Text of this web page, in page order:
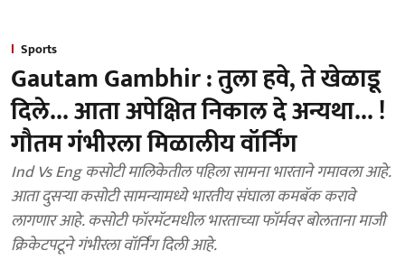
Sports
Gautam Gambhir : तुला हवे, ते खेळाडू
दिले... आता अपेक्षित निकाल दे अन्यथा... !
गौतम गंभीरला मिळालीय वॉर्निंग
Ind Vs Eng कसोटी मालिकेतील पहिला सामना भारताने गमावला आहे.
आता दुसऱ्या कसोटी सामन्यामध्ये भारतीय संघाला कमबॅक करावे
लागणार आहे. कसोटी फॉरमॅटमधील भारताच्या फॉर्मवर बोलताना माजी
क्रिकेटपटूने गंभीरला वॉर्निंग दिली आहे.